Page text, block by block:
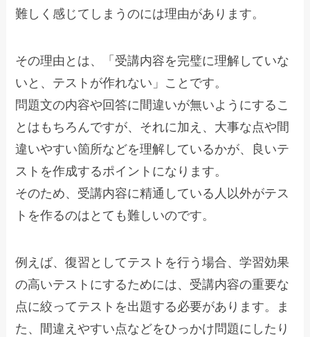
難しく感じてしまうのには理由があります。
その理由とは、「受講内容を完璧に理解していな
いと、テストが作れない」ことです。
問題文の内容や回答に間違いが無いようにするこ
とはもちろんですが、それに加え、大事な点や間
違いやすい箇所などを理解しているかが、良いテ
ストを作成するポイントになります。
そのため、受講内容に精通している人以外がテス
トを作るのはとても難しいのです。
例えば、復習としてテストを行う場合、学習効果
の高いテストにするためには、受講内容の重要な
点に絞ってテストを出題する必要があります。ま
た、間違えやすい点などをひっかけ問題にしたり